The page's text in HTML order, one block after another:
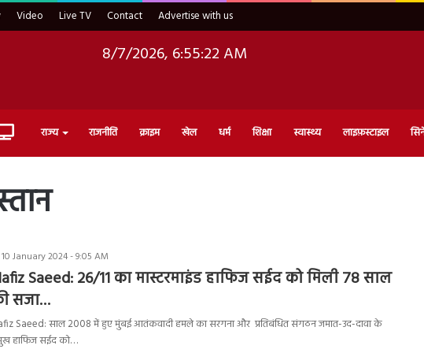
Video Live TV Contact Advertise with us
8/7/2026, 6:55:23 AM
Live राज्य राजनीति क्राइम खेल धर्म शिक्षा स्वास्थ्य लाइफ़स्टाइल
10 January 2024 - 9:05 AM
Saeed: 26/11 का मास्टरमाइंड हाफिज सईद को मिली 78 साल
सजा…
Saeed: साल 2008 में हुए मुंबई आतंकवादी हमले का सरगना और प्रतिबंधित संगठन जमात-उद-दावा के
हाफिज सईद को…